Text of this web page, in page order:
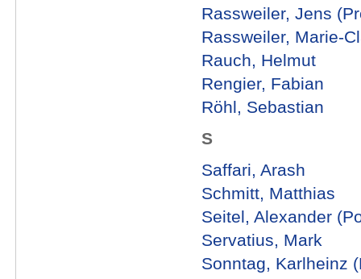
Rassweiler, Jens
Rassweiler, Marie-
Rauch, Helmut
Rengier, Fabian
Röhl, Sebastian
S
Saffari, Arash
Schmitt, Matthias
Seitel, Alexander
Servatius, Mark
Sonntag, Karlheinz